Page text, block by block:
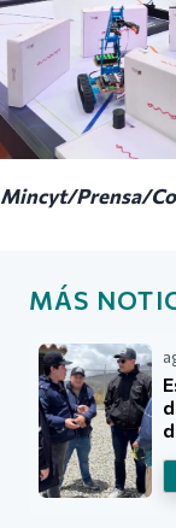
Mincyt/Prensa/
MÁS